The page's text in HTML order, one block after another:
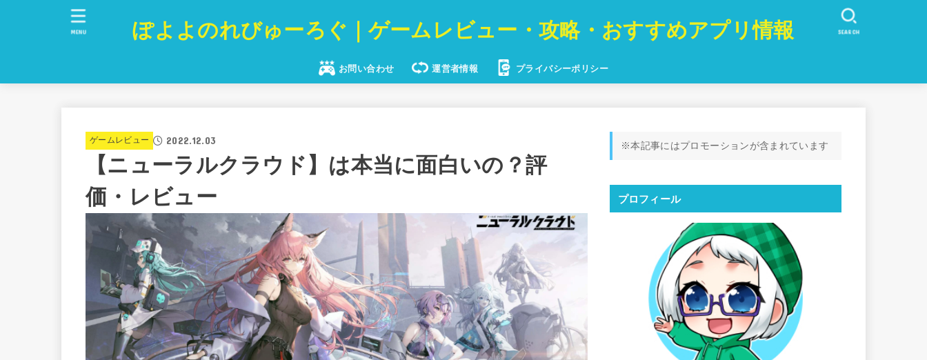
ぽよよのれびゅーろぐ｜ゲームレビュー・攻略・おすすめアプリ情報
お問い合わせ 運営者情報 プライバシーポリシー
SEARCH
MENU
ゲームレビュー 2022.12.03
【ニューラルクラウド】は本当に面白いの？評
価・レビュー
※本記事にはプロモーションが含まれています
プロフィール